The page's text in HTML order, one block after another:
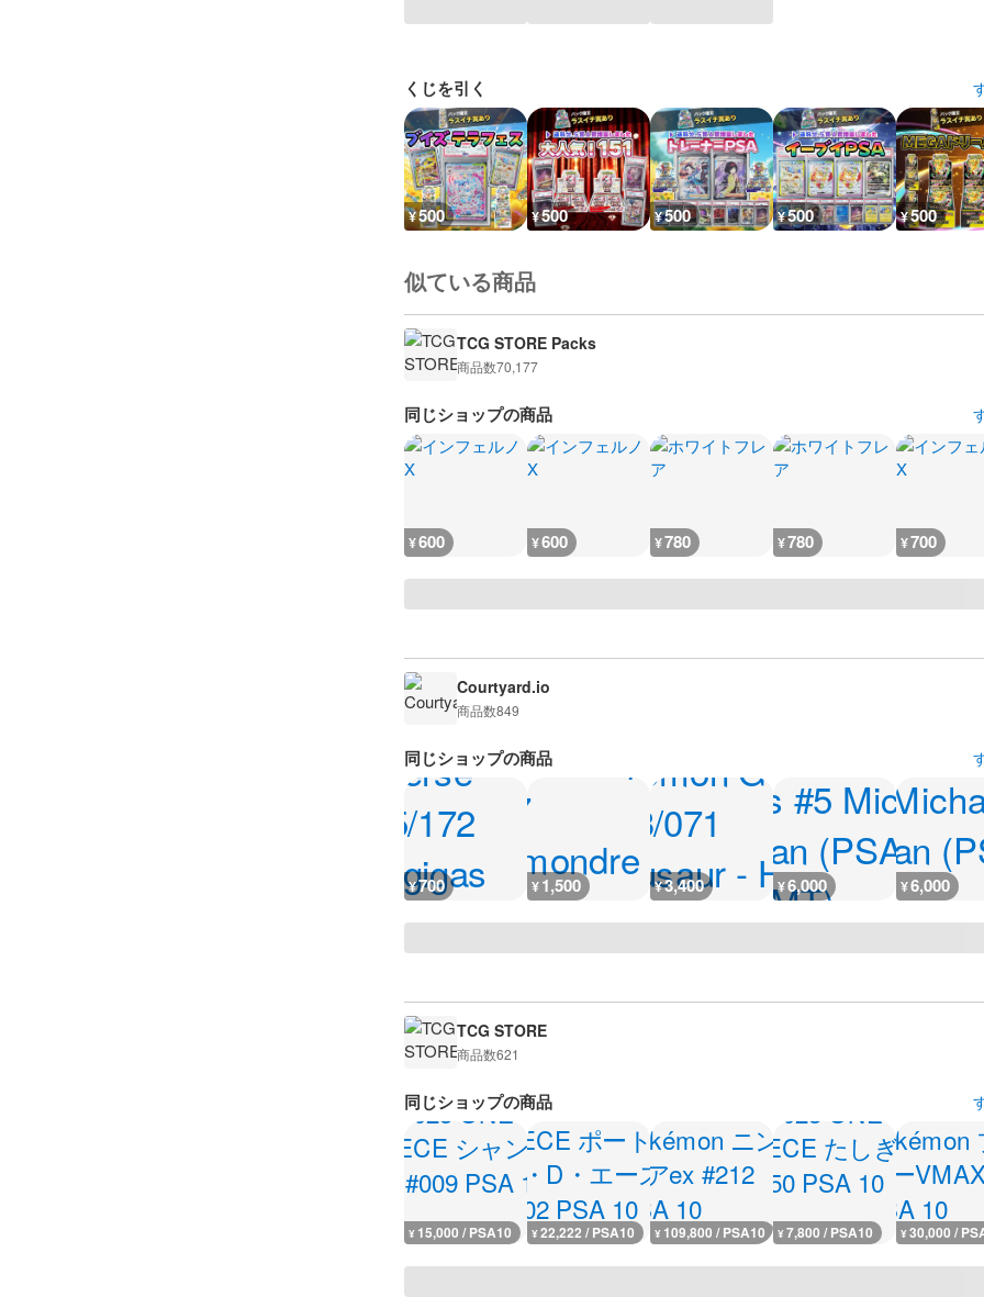
くじを引く
¥500 ¥500 ¥500 ¥500 ¥500
似ている商品
TCG STORE Packs
商品数70,177
同じショップの商品
¥600 ¥600 ¥780 ¥780 ¥700
Courtyard.io
商品数849
同じショップの商品
¥700 ¥1,500 ¥3,400 ¥6,000 ¥6,000
TCG STORE
商品数621
同じショップの商品
¥ 15,000 / PSA10 ¥22,222 / PSA10 ¥ 109,800 / PSA10 ¥7,800 / PSA10 ¥30,000 /